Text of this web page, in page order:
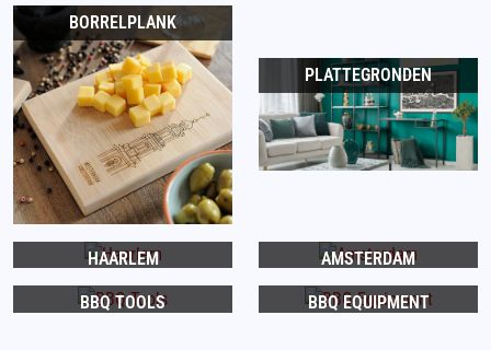
BORRELPLANK
PLATTEGRONDEN
HAARLEM AMSTERDAM
BBQ TOOLS BBQ EQUIPMENT